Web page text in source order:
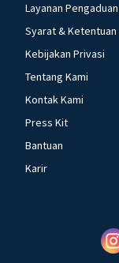
Layanan Pengaduan
Syarat & Ketentuan
Kebijakan Privasi
Tentang Kami
Kontak Kami
Press Kit
Bantuan
Karir